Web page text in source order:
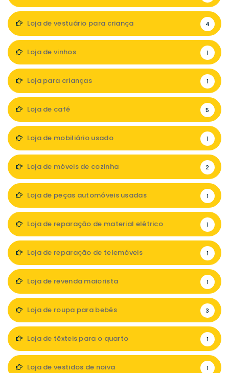
Loja de vestuário para criança 4
Loja de vinhos 1
Loja para crianças 1
Loja de café 5
Loja de mobiliário usado 1
Loja de móveis de cozinha 2
Loja de peças automóveis usadas 1
Loja de reparação de material elétrico 1
Loja de reparação de telemóveis 1
Loja de revenda maiorista 1
Loja de roupa para bebés 3
Loja de têxteis para o quarto 1
Loja de vestidos de noiva 1